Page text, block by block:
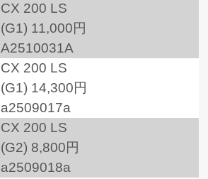
CX 200 LS
(G1) 11,000円
A2510031A
CX 200 LS
(G1) 14,300円
a2509017a
CX 200 LS
(G2) 8,800円
a2509018a